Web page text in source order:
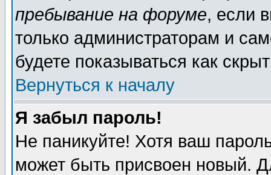
пребывание на форуме, если
только администраторам и
будете показываться как
Вернуться к началу
Я забыл пароль!
Не паникуйте! Хотя ваш
может быть присвоен новый.